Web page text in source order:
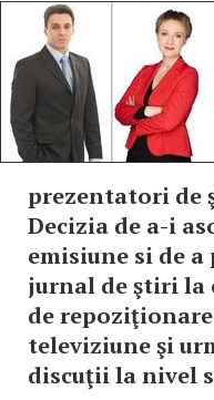
prezentatori de
Decizia de a-i
emisiune si de
jurnal de ştiri la
de
televiziune şi
discuţii la nivel